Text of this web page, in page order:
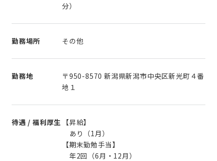
分）
勤務場所 その他
勤務地
〒950-8570 新潟県新潟市中央区新光町４番
地１
待遇 / 福利厚生
【昇給】
あり（1月）
【期末勤勉手当】
年2回（6月・12月）